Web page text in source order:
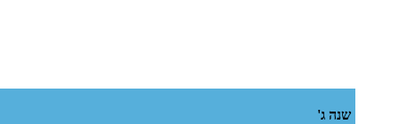
שנה ג'